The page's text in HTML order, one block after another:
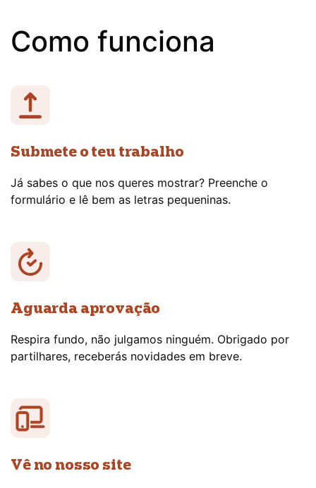
Como funciona
Submete o teu trabalho
Já sabes o que nos queres mostrar? Preenche o
formulário e lê bem as letras pequeninas.
Aguarda aprovação
Respira fundo, não julgamos ninguém. Obrigado por
partilhares, receberás novidades em breve.
Vê no nosso site